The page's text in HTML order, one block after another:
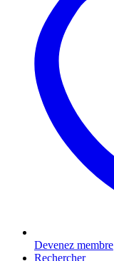
Devenez membre
Rechercher